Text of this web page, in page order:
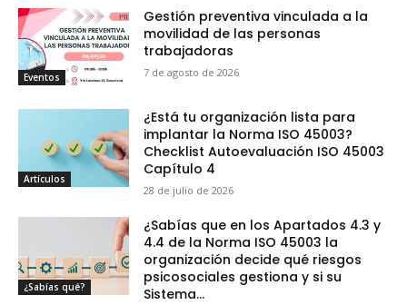
Eventos
Gestión preventiva vinculada a la
movilidad de las personas
trabajadoras
7 de agosto de 2026
Artículos
¿Está tu organización lista para
implantar la Norma ISO 45003?
Checklist Autoevaluación ISO 45003
Capítulo 4
28 de julio de 2026
¿Sabías qué?
¿Sabías que en los Apartados 4.3 y
4.4 de la Norma ISO 45003 la
organización decide qué riesgos
psicosociales gestiona y si su
Sistema...